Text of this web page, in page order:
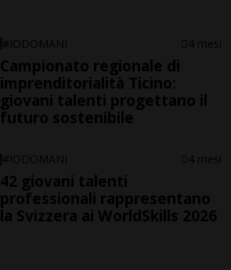
#IODOMANI 4 mesi
Campionato regionale di
imprenditorialità Ticino:
giovani talenti progettano il
futuro sostenibile
#IODOMANI 4 mesi
42 giovani talenti
professionali rappresentano
la Svizzera ai WorldSkills 2026